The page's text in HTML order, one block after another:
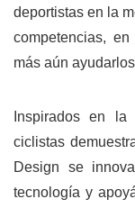
deportistas en la
competencias,
más aún
Inspirados en
ciclistas
Design se
tecnología y